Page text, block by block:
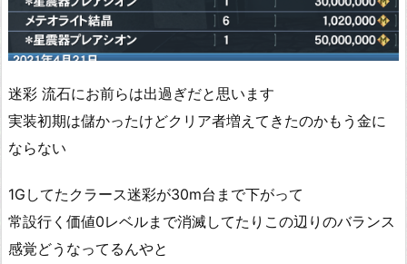
迷彩 流石にお前らは出過ぎだと思います
実装初期は儲かったけどクリア者増えてきたのかもう金に
ならない
1Gしてたクラース迷彩が30m台まで下がって
常設行く価値0レベルまで消滅してたりこの辺りのバランス
感覚どうなってるんやと